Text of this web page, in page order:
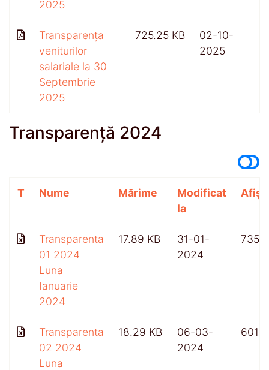
2025
Transparența
veniturilor
salariale la 30
Septembrie
2025
725.25 KB
02-10-
2025
Transparență 2024
T Nume Mărime
Modificat
la
Transparenta
01 2024
Luna
Ianuarie
2024
17.89 KB
31-01-
2024
735
Transparenta
02 2024
Luna
18.29 KB
06-03-
2024
601